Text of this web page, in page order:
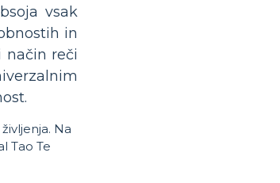
vsak
in
način reči
Na
Tao Te